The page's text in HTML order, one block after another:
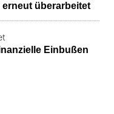
erneut überarbeitet
Einbußen